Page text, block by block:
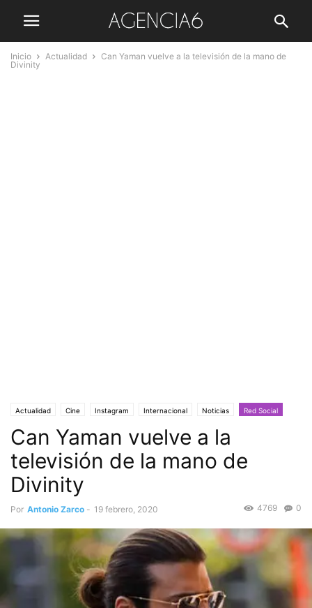
Inicio Actualidad
Can Yaman vuelve a la televisión de la mano de
Divinity
Actualidad Cine Instagram Internacional Noticias Red Social
Plataformas
Can Yaman vuelve a la
televisión de la mano de
Divinity
Por Antonio Zarco - 19 febrero, 2020 0
4769